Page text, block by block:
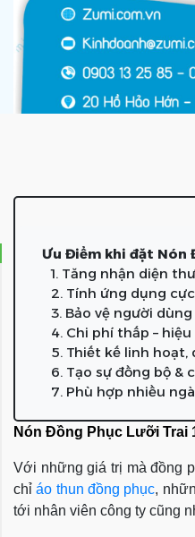
Ưu Điểm khi đặt Nón
1. Tăng nhận diện
2. Tính ứng dụng
3. Bảo vệ người
4. Chi phí thấp –
5. Thiết kế linh hoạt,
6. Tạo sự đồng bộ &
7. Phù hợp nhiều
Nón Đồng Phục Lưỡi Trai
Với những giá trị mà đồng
chỉáo thun đồng phục,
tới nhân viên công ty cũng